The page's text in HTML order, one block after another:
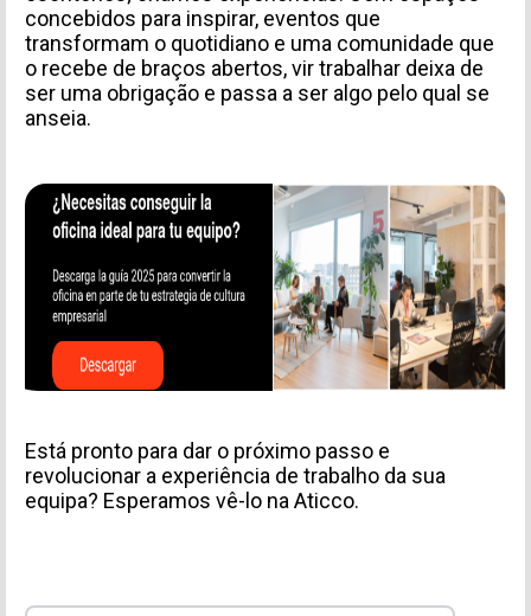
concebidos para inspirar, eventos que
transformam o quotidiano e uma comunidade que
o recebe de braços abertos, vir trabalhar deixa de
ser uma obrigação e passa a ser algo pelo qual se
anseia.
Está pronto para dar o próximo passo e
revolucionar a experiência de trabalho da sua
equipa? Esperamos vê-lo na Aticco.